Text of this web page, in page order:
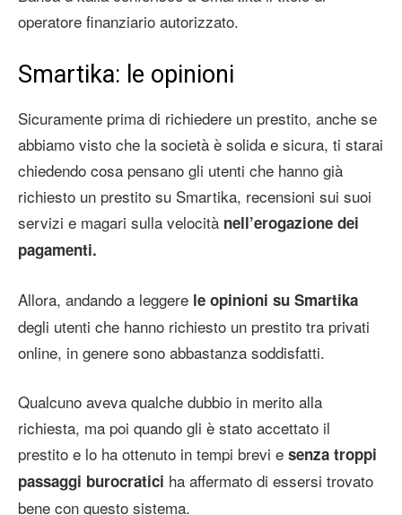
operatore finanziario autorizzato.
Smartika: le opinioni
Sicuramente prima di richiedere un prestito, anche se
abbiamo visto che la società è solida e sicura, ti starai
chiedendo cosa pensano gli utenti che hanno già
richiesto un prestito su Smartika, recensioni sui suoi
servizi e magari sulla velocità nell’erogazione dei
pagamenti.
Allora, andando a leggere le opinioni su Smartika
degli utenti che hanno richiesto un prestito tra privati
online, in genere sono abbastanza soddisfatti.
Qualcuno aveva qualche dubbio in merito alla
richiesta, ma poi quando gli è stato accettato il
prestito e lo ha ottenuto in tempi brevi e senza troppi
passaggi burocratici ha affermato di essersi trovato
bene con questo sistema.